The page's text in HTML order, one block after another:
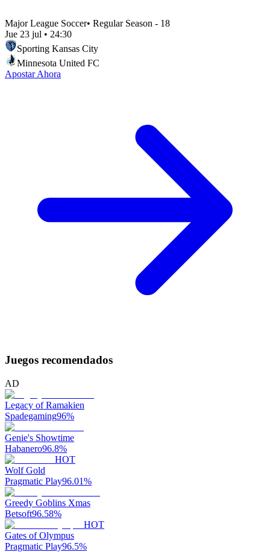
Major League Soccer• Regular Season - 18
Jue 23 jul • 24:30
Sporting Kansas City
Minnesota United FC
Apostar Ahora
Juegos recomendados
AD
Legacy of Ramakien
Spadegaming96%
Genie's Showtime
Habanero96.8%
HOT
Wolf Gold
Pragmatic Play96.01%
Greedy Goblins Xmas
Betsoft96.58%
HOT
Gates of Olympus
Pragmatic Play96.5%